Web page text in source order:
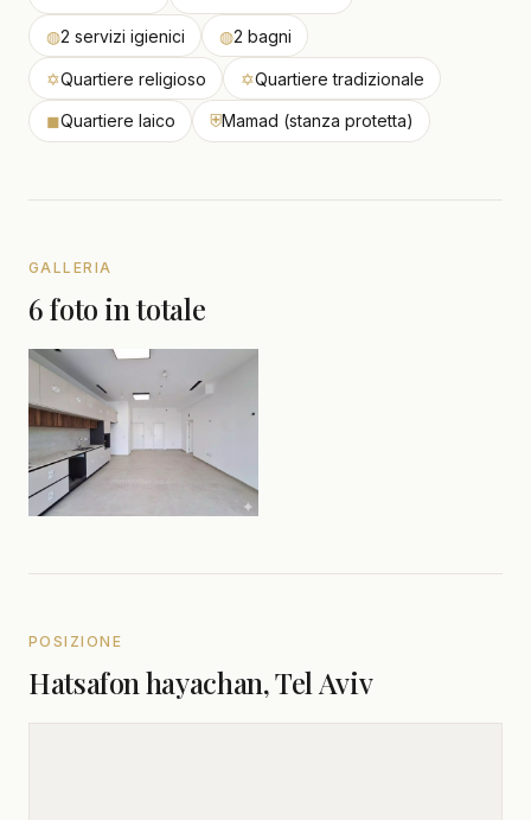
◍2 servizi igienici ◍2 bagni
✡Quartiere religioso ✡Quartiere tradizionale
◼Quartiere laico ⛨Mamad (stanza protetta)
GALLERIA
6 foto in totale
POSIZIONE
Hatsafon hayachan, Tel Aviv